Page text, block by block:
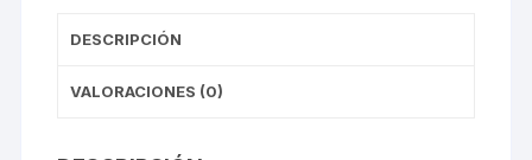
DESCRIPCIÓN
VALORACIONES (0)